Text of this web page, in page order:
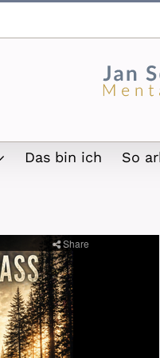
Das bin ich So